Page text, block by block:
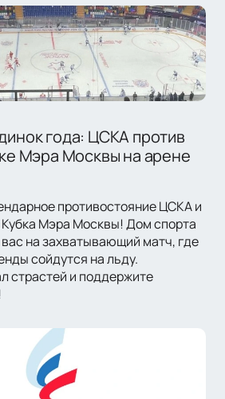
года: ЦСКА против
Мэра Москвы на арене
противостояние ЦСКА и
Мэра Москвы! Дом спорта
на захватывающий матч, где
сойдутся на льду.
страстей и поддержите